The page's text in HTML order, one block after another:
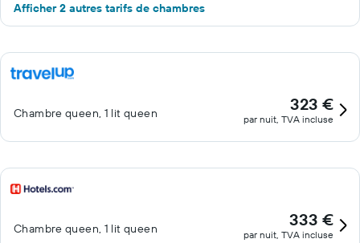
Afficher 2 autres tarifs de chambres
Chambre queen, 1 lit queen 323 €
par nuit, TVA incluse
Chambre queen, 1 lit queen 333 €
par nuit, TVA incluse